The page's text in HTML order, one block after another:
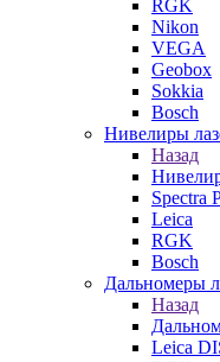
RGK
Nikon
VEGA
Geobox
Sokkia
Bosch
Нивелиры
Назад
Spectra
Leica
RGK
Bosch
Дальномеры
Назад
Leica